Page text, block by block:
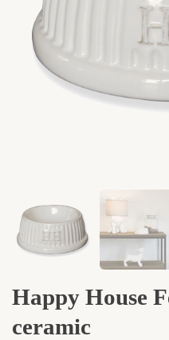
Happy House
ceramic